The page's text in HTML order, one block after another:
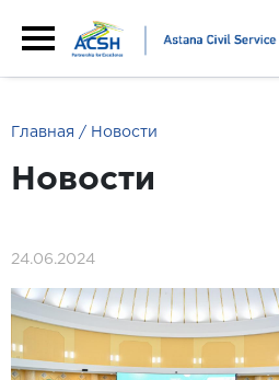
Главная Новости
Новости
24.06.2024